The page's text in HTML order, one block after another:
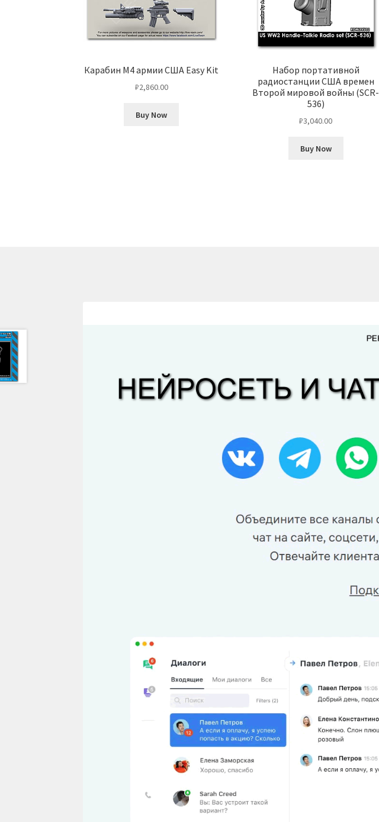
Карабин М4 армии США Easy Kit
₽2,860.00
Buy Now
Набор портативной
радиостанции США времен
Второй мировой войны (SCR-
536)
₽3,040.00
Buy Now